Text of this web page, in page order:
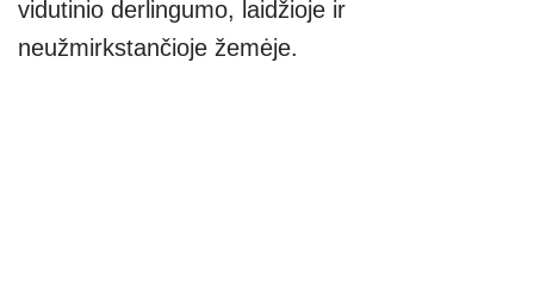
vidutinio derlingumo, laidžioje ir
neužmirkstančioje žemėje.